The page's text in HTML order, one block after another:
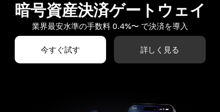
暗号資産決済ゲートウェイ
業界最安水準の手数料 0.4%〜 で決済を導入
今すぐ試す 詳しく見る